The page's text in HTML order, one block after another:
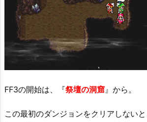
FF3の開始は、『祭壇の洞窟』から。
この最初のダンジョンをクリアしない